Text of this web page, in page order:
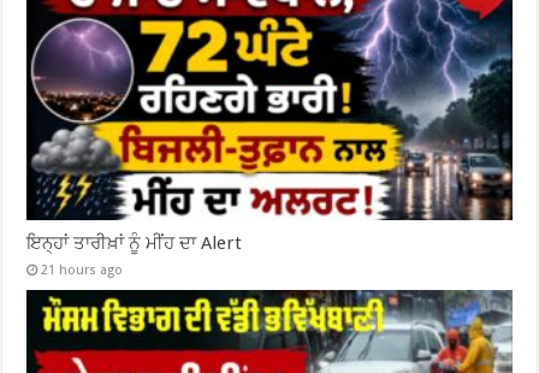
ਇਨ੍ਹਾਂ ਤਾਰੀਖ਼ਾਂ ਨੂੰ ਮੀਂਹ ਦਾ Alert
21 hours ago